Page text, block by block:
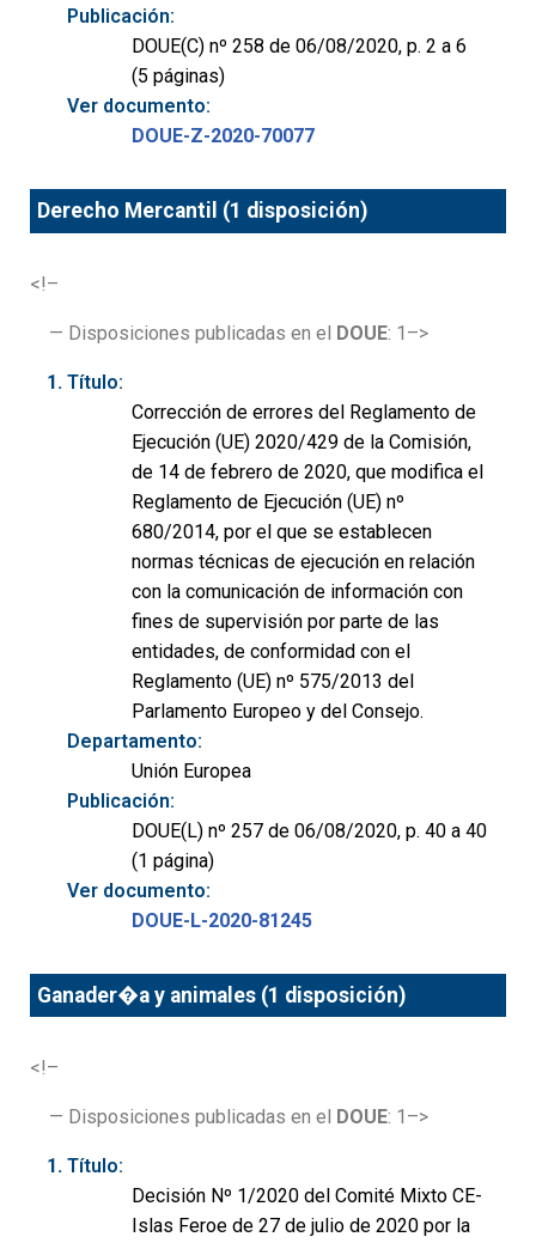
Publicación:
DOUE(C) nº 258 de 06/08/2020, p. 2 a 6
(5 páginas)
Ver documento:
DOUE-Z-2020-70077
Derecho Mercantil (1 disposición)
<!–
— Disposiciones publicadas en el DOUE: 1–>
Título:
Corrección de errores del Reglamento de
Ejecución (UE) 2020/429 de la Comisión,
de 14 de febrero de 2020, que modifica el
Reglamento de Ejecución (UE) nº
680/2014, por el que se establecen
normas técnicas de ejecución en relación
con la comunicación de información con
fines de supervisión por parte de las
entidades, de conformidad con el
Reglamento (UE) nº 575/2013 del
Parlamento Europeo y del Consejo.
Departamento:
Unión Europea
Publicación:
DOUE(L) nº 257 de 06/08/2020, p. 40 a 40
(1 página)
Ver documento:
DOUE-L-2020-81245
Ganader�a y animales (1 disposición)
<!–
— Disposiciones publicadas en el DOUE: 1–>
Título:
Decisión Nº 1/2020 del Comité Mixto CE-
Islas Feroe de 27 de julio de 2020 por la